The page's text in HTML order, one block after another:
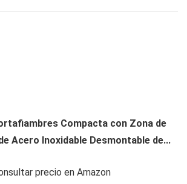
Compacta con Zona de
Acero Inoxidable Desmontable de...
precio en Amazon